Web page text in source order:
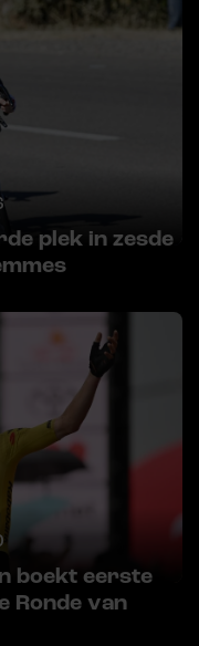
plek in zesde
boekt eerste
Ronde van